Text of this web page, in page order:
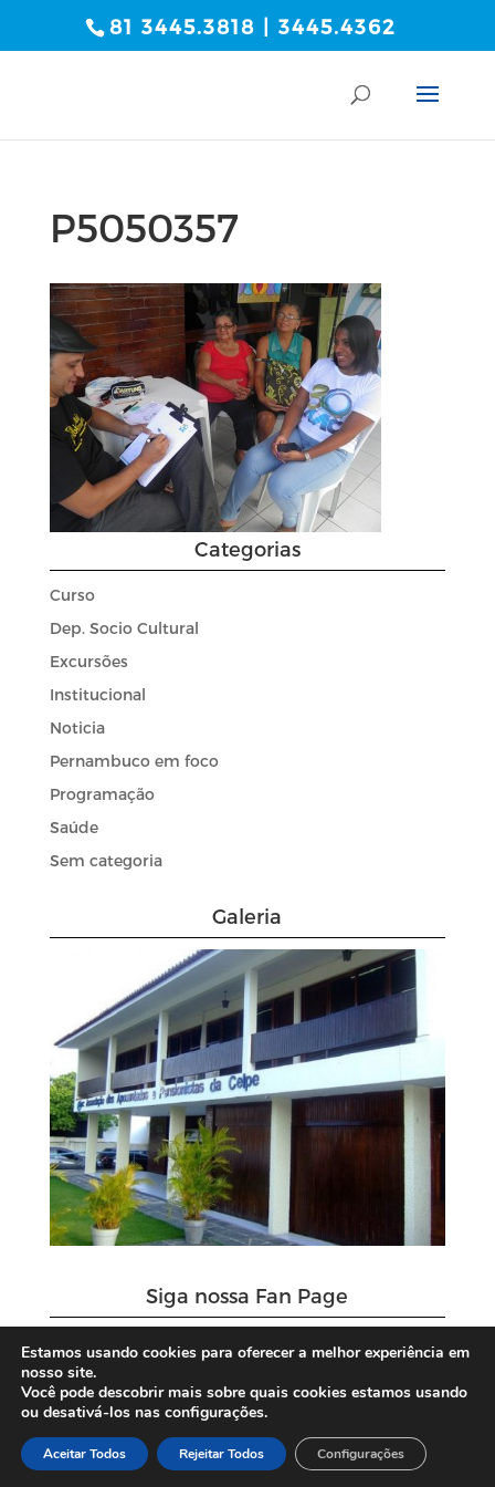
81 3445.3818 | 3445.4362
P5050357
Categorias
Curso
Dep. Socio Cultural
Excursões
Institucional
Noticia
Pernambuco em foco
Programação
Saúde
Sem categoria
Galeria
Siga nossa Fan Page
Estamos usando cookies para oferecer a melhor experiência em
nosso site.
Você pode descobrir mais sobre quais cookies estamos usando
ou desativá-los nas configurações.
Aceitar Todos Rejeitar Todos Configurações